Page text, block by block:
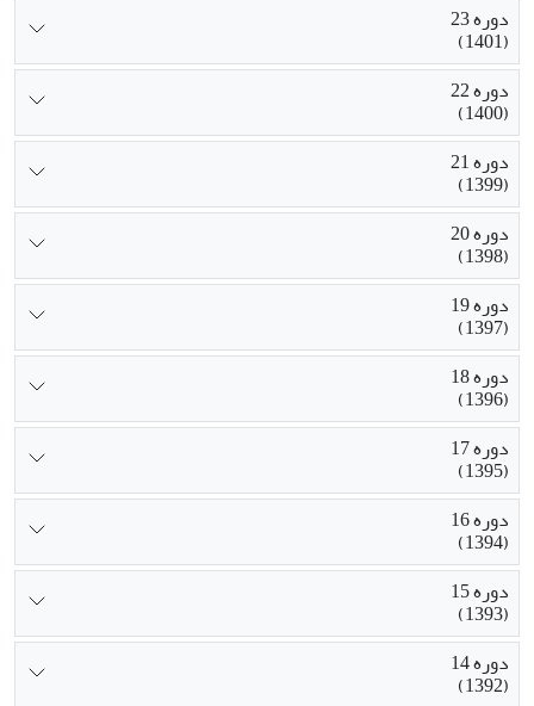
دوره 23
(1401)
دوره 22
(1400)
دوره 21
(1399)
دوره 20
(1398)
دوره 19
(1397)
دوره 18
(1396)
دوره 17
(1395)
دوره 16
(1394)
دوره 15
(1393)
دوره 14
(1392)